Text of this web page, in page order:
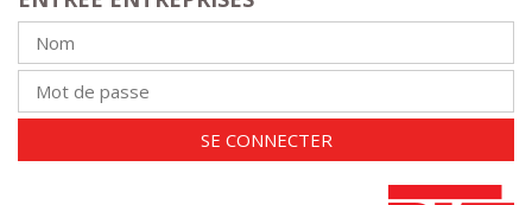
SE CONNECTER